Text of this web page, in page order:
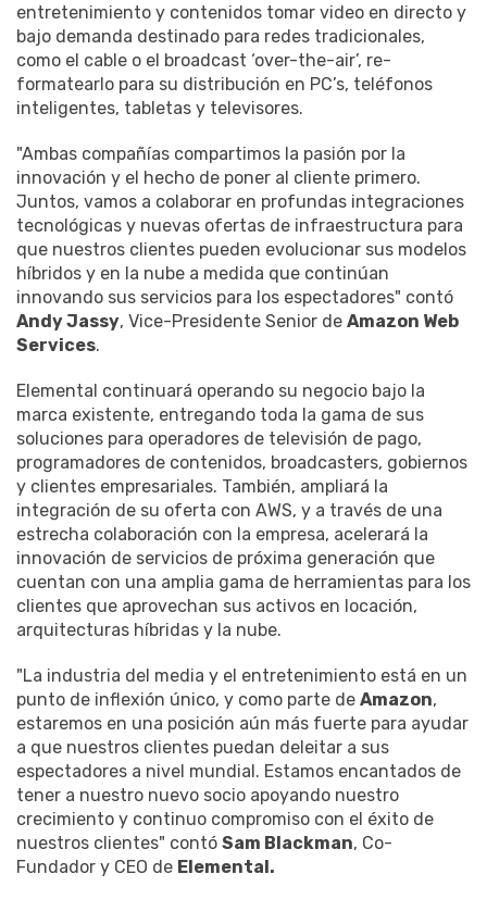
entretenimiento y contenidos tomar video en directo y
bajo demanda destinado para redes tradicionales,
como el cable o el broadcast ‘over-the-air’, re-
formatearlo para su distribución en PC’s, teléfonos
inteligentes, tabletas y televisores.
"Ambas compañías compartimos la pasión por la
innovación y el hecho de poner al cliente primero.
Juntos, vamos a colaborar en profundas integraciones
tecnológicas y nuevas ofertas de infraestructura para
que nuestros clientes pueden evolucionar sus modelos
híbridos y en la nube a medida que continúan
innovando sus servicios para los espectadores" contó
Andy Jassy, Vice-Presidente Senior de Amazon Web
Services.
Elemental continuará operando su negocio bajo la
marca existente, entregando toda la gama de sus
soluciones para operadores de televisión de pago,
programadores de contenidos, broadcasters, gobiernos
y clientes empresariales. También, ampliará la
integración de su oferta con AWS, y a través de una
estrecha colaboración con la empresa, acelerará la
innovación de servicios de próxima generación que
cuentan con una amplia gama de herramientas para los
clientes que aprovechan sus activos en locación,
arquitecturas híbridas y la nube.
"La industria del media y el entretenimiento está en un
punto de inflexión único, y como parte de Amazon,
estaremos en una posición aún más fuerte para ayudar
a que nuestros clientes puedan deleitar a sus
espectadores a nivel mundial. Estamos encantados de
tener a nuestro nuevo socio apoyando nuestro
crecimiento y continuo compromiso con el éxito de
nuestros clientes" contó Sam Blackman, Co-
Fundador y CEO de Elemental.